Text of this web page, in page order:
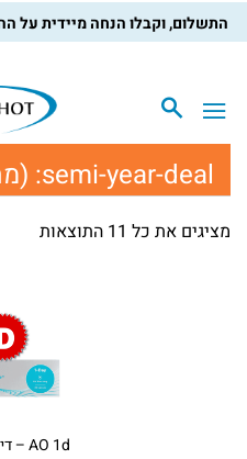
semi-year-deal:
מציגים את כל ⁦11⁩ התוצאות
AO 1d – דיאגנוסטיקה